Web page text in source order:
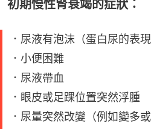
初期慢性腎衰竭的症狀：
．尿液有泡沫（蛋白尿的表現
．小便困難
．尿液帶血
．眼皮或足踝位置突然浮腫
．尿量突然改變（例如變多或